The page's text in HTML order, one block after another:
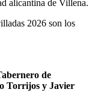
alicantina de Villena.
2026 son los
de
Torrijos y Javier